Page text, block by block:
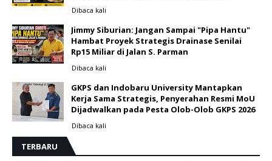
Dibaca kali
Jimmy Siburian: Jangan Sampai "Pipa Hantu"
Hambat Proyek Strategis Drainase Senilai
Rp15 Miliar di Jalan S. Parman
Dibaca kali
GKPS dan Indobaru University Mantapkan
Kerja Sama Strategis, Penyerahan Resmi MoU
Dijadwalkan pada Pesta Olob-Olob GKPS 2026 ‎
Dibaca kali
TERBARU